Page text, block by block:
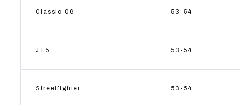
Classic 06 53-54
JT5 53-54
Streetfighter 53-54